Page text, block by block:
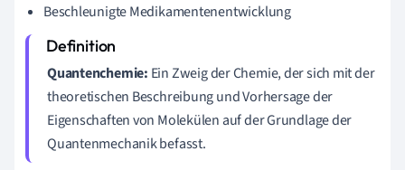
Beschleunigte Medikamentenentwicklung
Quantenchemie: Ein Zweig der Chemie, der sich mit der
theoretischen Beschreibung und Vorhersage der
Eigenschaften von Molekülen auf der Grundlage der
Quantenmechanik befasst.